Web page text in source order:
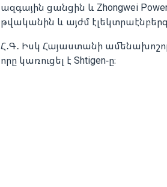
ազգային ցանցին և Zhongwei
թվականին և այժմ
Հ․Գ․ Իսկ Հայաստանի
որը կառուցել է Shtigen-ը։